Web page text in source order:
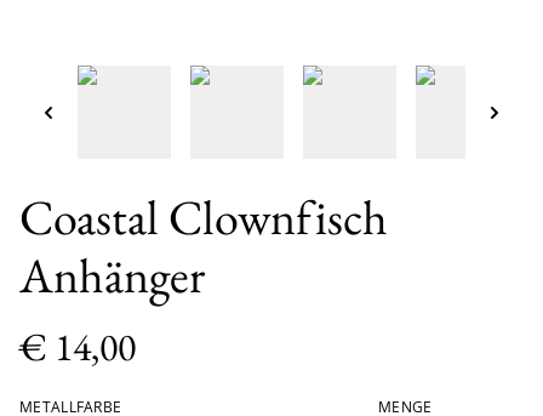
Coastal Clownfisch
Anhänger
€ 14,00
METALLFARBE MENGE